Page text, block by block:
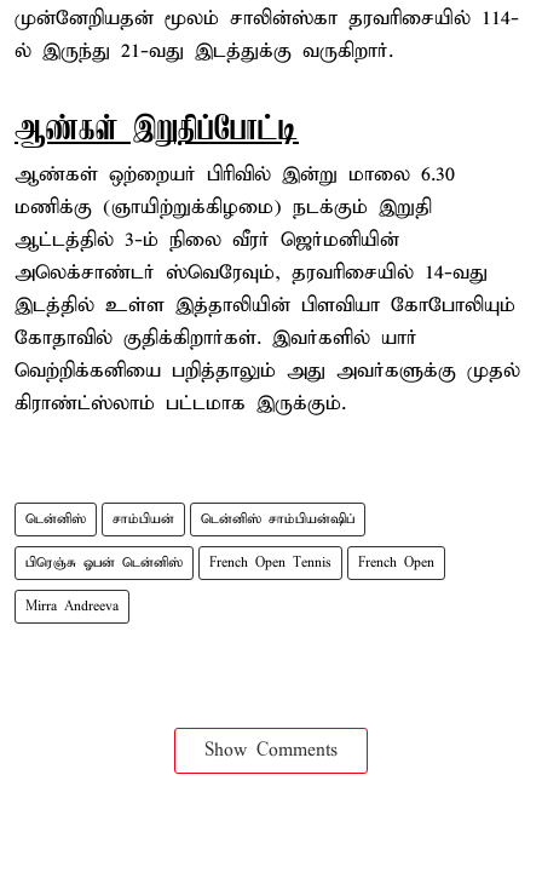
முன்னேறியதன் மூலம் சாலின்ஸ்கா தரவரிசையில் 114-
ல் இருந்து 21-வது இடத்துக்கு வருகிறார்.
ஆண்கள் இறுதிப்போட்டி
ஆண்கள் ஒற்றையர் பிரிவில் இன்று மாலை 6.30
மணிக்கு (ஞாயிற்றுக்கிழமை) நடக்கும் இறுதி
ஆட்டத்தில் 3-ம் நிலை வீரர் ஜெர்மனியின்
அலெக்சாண்டர் ஸ்வெரேவும், தரவரிசையில் 14-வது
இடத்தில் உள்ள இத்தாலியின் பிளவியா கோபோலியும்
கோதாவில் குதிக்கிறார்கள். இவர்களில் யார்
வெற்றிக்கனியை பறித்தாலும் அது அவர்களுக்கு முதல்
கிராண்ட்ஸ்லாம் பட்டமாக இருக்கும்.
டென்னிஸ் சாம்பியன் டென்னிஸ் சாம்பியன்ஷிப்
பிரெஞ்சு ஓபன் டென்னிஸ் French Open Tennis French Open
Mirra Andreeva
Show Comments